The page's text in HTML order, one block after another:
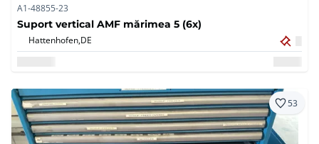
A1-48855-23
Suport vertical AMF mărimea 5 (6x)
Hattenhofen,DE
53